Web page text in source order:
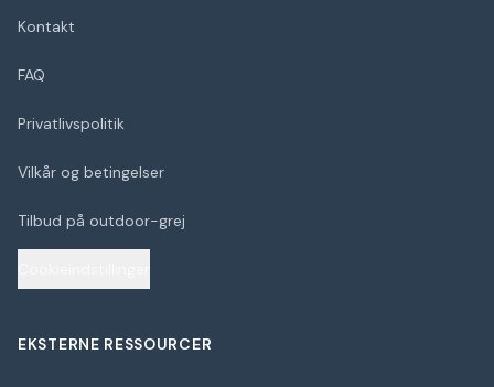
Kontakt
FAQ
Privatlivspolitik
Vilkår og betingelser
Tilbud på outdoor-grej
EKSTERNE RESSOURCER